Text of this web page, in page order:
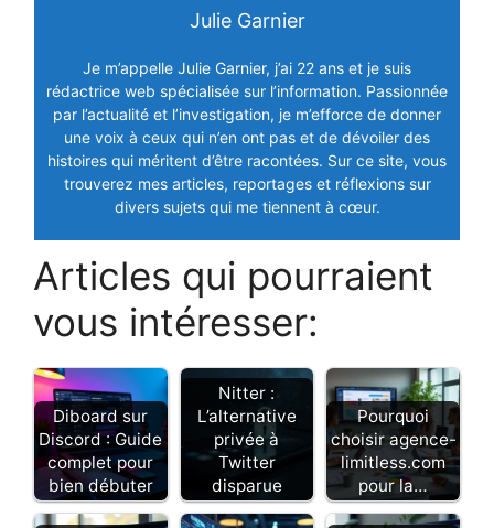
Julie Garnier
Je m’appelle Julie Garnier, j’ai 22 ans et je suis
rédactrice web spécialisée sur l’information. Passionnée
par l’actualité et l’investigation, je m’efforce de donner
une voix à ceux qui n’en ont pas et de dévoiler des
histoires qui méritent d’être racontées. Sur ce site, vous
trouverez mes articles, reportages et réflexions sur
divers sujets qui me tiennent à cœur.
Articles qui pourraient
vous intéresser:
Diboard sur
Discord : Guide
complet pour
bien débuter
Nitter :
L’alternative
privée à
Twitter
disparue
Pourquoi
choisir agence-
limitless.com
pour la…